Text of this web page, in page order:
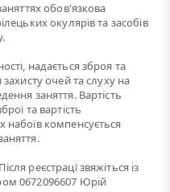
обов'язкова
окулярів та засобів
надається зброя та
захисту очей та слуху на
заняття. Вартість
та вартість
набоїв компенсується
реєстрацї звяжіться із
0672096607 Юрій